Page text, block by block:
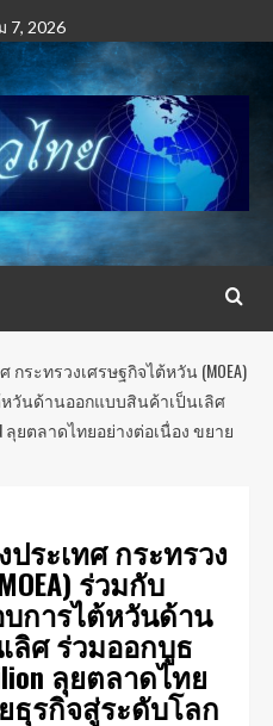
7, 2026
ระทรวงเศรษฐกิจไต้หวัน (MOEA)
หวันด้านออกแบบสินค้าเป็นเลิศ
ลุยตลาดไทยอย่างต่อเนื่อง ขยาย
ระเทศ กระทรวง
ร่วมกับ
บการไต้หวันด้าน
ลิศ ร่วมออกบูธ
ลุยตลาดไทย
ธุรกิจสู่ระดับโลก